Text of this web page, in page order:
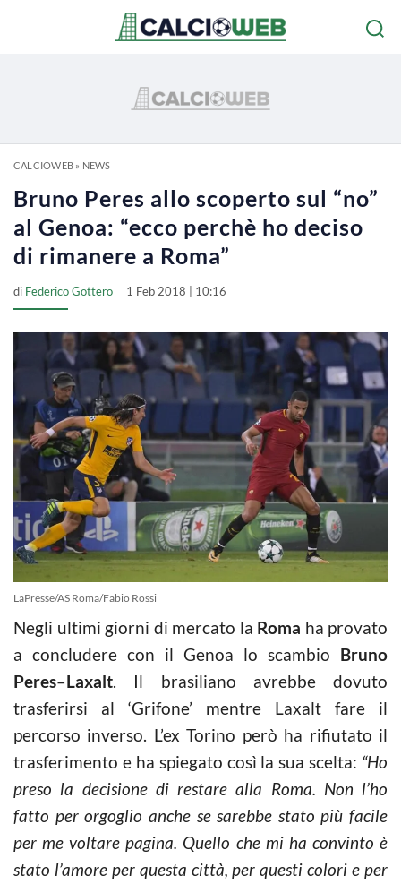
CALCIOWEB» NEWS
Bruno Peres allo scoperto sul “no”
al Genoa: “ecco perchè ho deciso
di rimanere a Roma”
di Federico Gottero 1 Feb 2018 | 10:16
LaPresse/AS Roma/Fabio Rossi
Negli ultimi giorni di mercato la Roma ha provato
a concludere con il Genoa lo scambio Bruno
Peres–Laxalt. Il brasiliano avrebbe dovuto
trasferirsi al ‘Grifone’ mentre Laxalt fare il
percorso inverso. L’ex Torino però ha rifiutato il
trasferimento e ha spiegato così la sua scelta: “Ho
preso la decisione di restare alla Roma. Non l’ho
fatto per orgoglio anche se sarebbe stato più facile
per me voltare pagina. Quello che mi ha convinto è
stato l’amore per questa città, per questi colori e per